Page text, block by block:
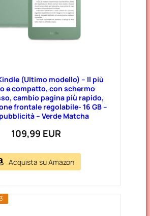
(Ultimo modello) – Il più
e compatto, con schermo
cambio pagina più rapido,
frontale regolabile- 16 GB –
– Verde Matcha
109,99 EUR
Acquista su Amazon